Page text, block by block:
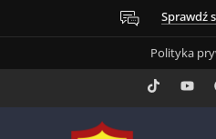
Sprawdź
Polityka